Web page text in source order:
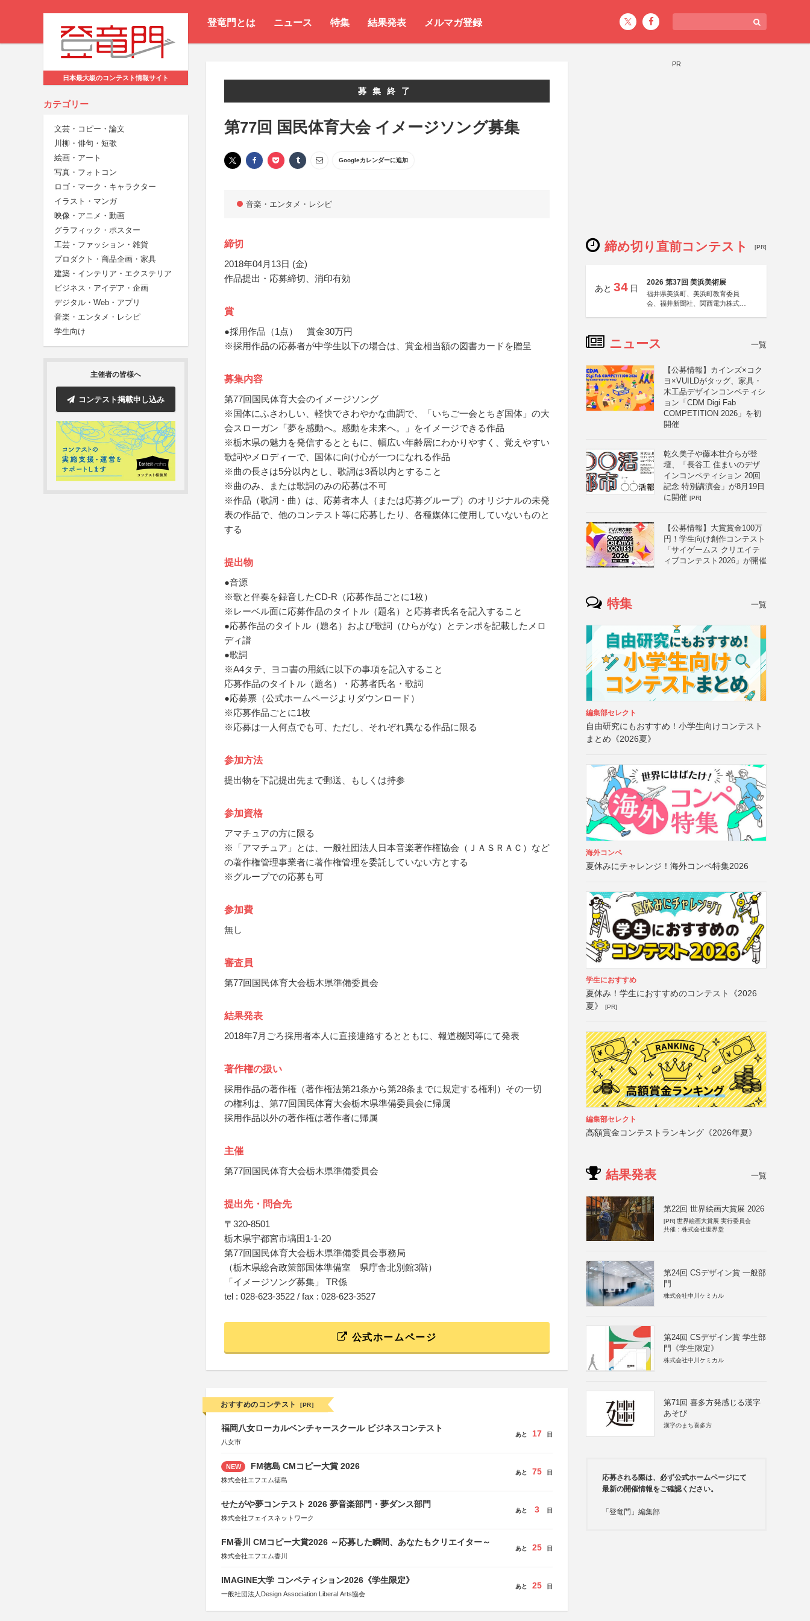
登竜門とは ニュース 特集 結果発表 メルマガ登録
日本最大級のコンテスト情報サイト
カテゴリー
文芸・コピー・論文
川柳・俳句・短歌
絵画・アート
写真・フォトコン
ロゴ・マーク・キャラクター
イラスト・マンガ
映像・アニメ・動画
グラフィック・ポスター
工芸・ファッション・雑貨
プロダクト・商品企画・家具
建築・インテリア・エクステリア
ビジネス・アイデア・企画
デジタル・Web・アプリ
音楽・エンタメ・レシピ
学生向け
主催者の皆様へ
コンテスト掲載申し込み
募集終了
第77回 国民体育大会 イメージソング募集
Googleカレンダーに追加
音楽・エンタメ・レシピ
締切
2018年04月13日 (金)
作品提出・応募締切、消印有効
賞
●採用作品（1点） 賞金30万円
※採用作品の応募者が中学生以下の場合は、賞金相当額の図書カードを贈呈
募集内容
第77回国民体育大会のイメージソング
※国体にふさわしい、軽快でさわやかな曲調で、「いちご一会とちぎ国体」の大
会スローガン「夢を感動へ。感動を未来へ。」をイメージできる作品
※栃木県の魅力を発信するとともに、幅広い年齢層にわかりやすく、覚えやすい
歌詞やメロディーで、国体に向け心が一つになれる作品
※曲の長さは5分以内とし、歌詞は3番以内とすること
※曲のみ、または歌詞のみの応募は不可
※作品（歌詞・曲）は、応募者本人（または応募グループ）のオリジナルの未発
表の作品で、他のコンテスト等に応募したり、各種媒体に使用していないものと
する
提出物
●音源
※歌と伴奏を録音したCD-R（応募作品ごとに1枚）
※レーベル面に応募作品のタイトル（題名）と応募者氏名を記入すること
●応募作品のタイトル（題名）および歌詞（ひらがな）とテンポを記載したメロ
ディ譜
●歌詞
※A4タテ、ヨコ書の用紙に以下の事項を記入すること
応募作品のタイトル（題名）・応募者氏名・歌詞
●応募票（公式ホームページよりダウンロード）
※応募作品ごとに1枚
※応募は一人何点でも可、ただし、それぞれ異なる作品に限る
参加方法
提出物を下記提出先まで郵送、もしくは持参
参加資格
アマチュアの方に限る
※「アマチュア」とは、一般社団法人日本音楽著作権協会（ＪＡＳＲＡＣ）など
の著作権管理事業者に著作権管理を委託していない方とする
※グループでの応募も可
参加費
無し
審査員
第77回国民体育大会栃木県準備委員会
結果発表
2018年7月ごろ採用者本人に直接連絡するとともに、報道機関等にて発表
著作権の扱い
採用作品の著作権（著作権法第21条から第28条までに規定する権利）その一切
の権利は、第77回国民体育大会栃木県準備委員会に帰属
採用作品以外の著作権は著作者に帰属
主催
第77回国民体育大会栃木県準備委員会
提出先・問合先
〒320-8501
栃木県宇都宮市塙田1-1-20
第77回国民体育大会栃木県準備委員会事務局
（栃木県総合政策部国体準備室 県庁舎北別館3階）
「イメージソング募集」 TR係
tel : 028-623-3522 / fax : 028-623-3527
公式ホームページ
おすすめのコンテスト [PR]
福岡八女ローカルベンチャースクール ビジネスコンテスト
八女市
あと 17 日
NEW FM徳島 CMコピー大賞 2026
株式会社エフエム徳島
あと 75 日
せたがや夢コンテスト 2026 夢音楽部門・夢ダンス部門
株式会社フェイスネットワーク
あと 3 日
FM香川 CMコピー大賞2026 ～応募した瞬間、あなたもクリエイター～
株式会社エフエム香川
あと 25 日
IMAGINE大学 コンペティション2026《学生限定》
一般社団法人Design Association Liberal Arts協会
あと 25 日
PR
締め切り直前コンテスト [PR]
あと 34 日
2026 第37回 美浜美術展
福井県美浜町、美浜町教育委員
会、福井新聞社、関西電力株式会
ニュース 一覧
【公募情報】カインズ×コク
ヨ×VUILDがタッグ、家具・
木工品デザインコンペティシ
ョン「CDM Digi Fab
COMPETITION 2026」を初
開催
乾久美子や藤本壮介らが登
壇、「長谷工 住まいのデザ
インコンペティション 20回
記念 特別講演会」が8月19日
に開催 [PR]
【公募情報】大賞賞金100万
円！学生向け創作コンテスト
「サイゲームス クリエイテ
ィブコンテスト2026」が開催
特集 一覧
編集部セレクト
自由研究にもおすすめ！小学生向けコンテスト
まとめ《2026夏》
海外コンペ
夏休みにチャレンジ！海外コンペ特集2026
学生におすすめ
夏休み！学生におすすめのコンテスト《2026
夏》
[PR]
編集部セレクト
高額賞金コンテストランキング《2026年夏》
結果発表 一覧
第22回 世界絵画大賞展 2026
[PR] 世界絵画大賞展 実行委員会
共催：株式会社世界堂
第24回 CSデザイン賞 一般部
門
株式会社中川ケミカル
第24回 CSデザイン賞 学生部
門《学生限定》
株式会社中川ケミカル
第71回 喜多方発感じる漢字
あそび
漢字のまち喜多方
応募される際は、必ず公式ホームページにて
最新の開催情報をご確認ください。
「登竜門」編集部